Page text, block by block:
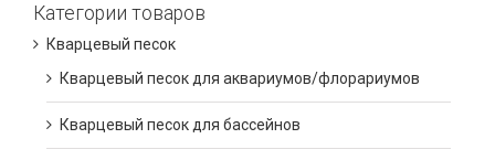
Категории товаров
Кварцевый песок
Кварцевый песок для аквариумов/флорариумов
Кварцевый песок для бассейнов